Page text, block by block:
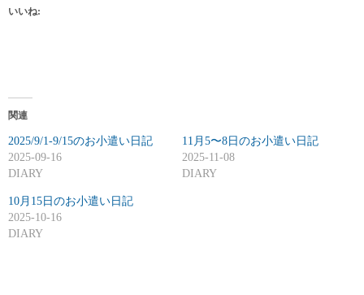
いいね:
関連
2025/9/1-9/15のお小遣い日記
2025-09-16
DIARY
11月5〜8日のお小遣い日記
2025-11-08
DIARY
10月15日のお小遣い日記
2025-10-16
DIARY